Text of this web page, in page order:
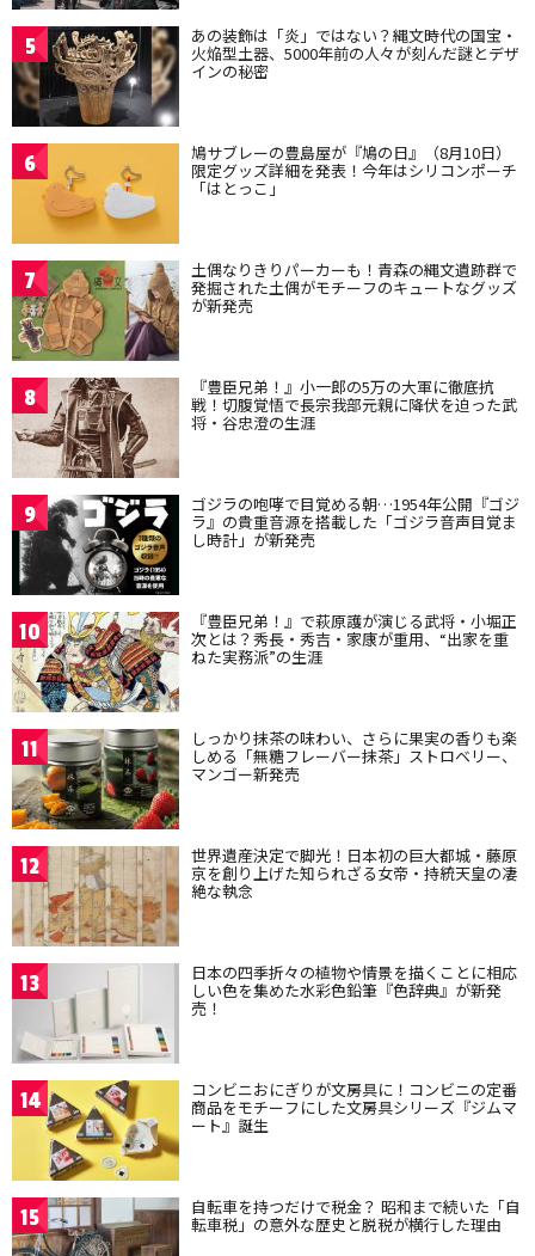
5 あの装飾は「炎」ではない？縄文時代の国宝・
火焔型土器、5000年前の人々が刻んだ謎とデザ
インの秘密
6 鳩サブレーの豊島屋が『鳩の日』（8月10日）
限定グッズ詳細を発表！今年はシリコンポーチ
「はとっこ」
7 土偶なりきりパーカーも！青森の縄文遺跡群で
発掘された土偶がモチーフのキュートなグッズ
が新発売
8 『豊臣兄弟！』小一郎の5万の大軍に徹底抗
戦！切腹覚悟で長宗我部元親に降伏を迫った武
将・谷忠澄の生涯
9 ゴジラの咆哮で目覚める朝…1954年公開『ゴジ
ラ』の貴重音源を搭載した「ゴジラ音声目覚ま
し時計」が新発売
10 『豊臣兄弟！』で萩原護が演じる武将・小堀正
次とは？秀長・秀吉・家康が重用、“出家を重
ねた実務派”の生涯
11 しっかり抹茶の味わい、さらに果実の香りも楽
しめる「無糖フレーバー抹茶」ストロベリー、
マンゴー新発売
12 世界遺産決定で脚光！日本初の巨大都城・藤原
京を創り上げた知られざる女帝・持統天皇の凄
絶な執念
13 日本の四季折々の植物や情景を描くことに相応
しい色を集めた水彩色鉛筆『色辞典』が新発
売！
14 コンビニおにぎりが文房具に！コンビニの定番
商品をモチーフにした文房具シリーズ『ジムマ
ート』誕生
15 自転車を持つだけで税金？ 昭和まで続いた「自
転車税」の意外な歴史と脱税が横行した理由